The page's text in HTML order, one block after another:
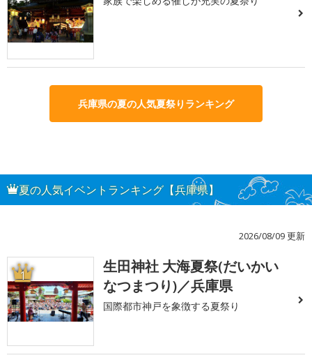
兵庫県の夏の人気夏祭りランキング
夏の人気イベントランキング【兵庫県】
2026/08/09 更新
1
生田神社 大海夏祭(だいかい
なつまつり)／兵庫県
国際都市神戸を象徴する夏祭り